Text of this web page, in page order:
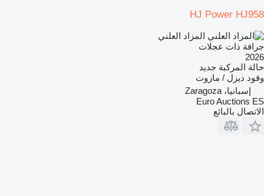
HJ Power HJ958
المزاد العلني
جرافة ذات عجلات
2026
حالة المركبة جديد
وقود ديزل / مازوت
إسبانيا، Zaragoza
Euro Auctions ES
الاتصال بالبائع